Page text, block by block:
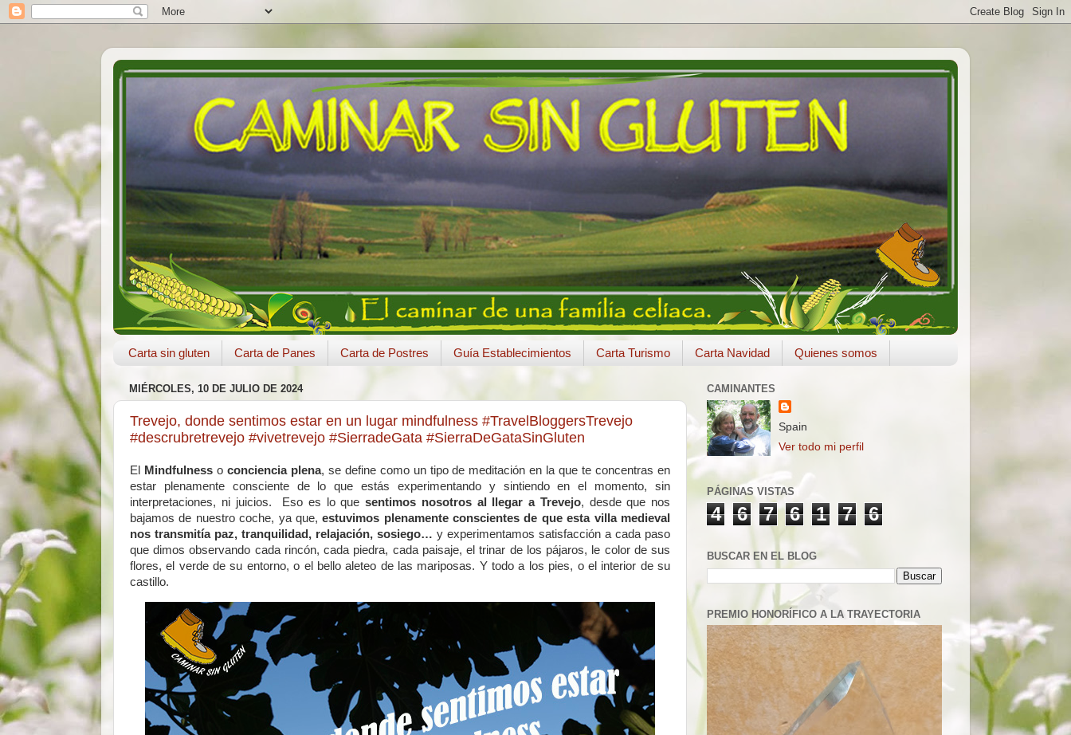
Carta sin gluten Carta de Panes Carta de Postres Guía Establecimientos Carta Turismo Carta Navidad Quienes somos
MIÉRCOLES, 10 DE JULIO DE 2024
Trevejo, donde sentimos estar en un lugar mindfulness #TravelBloggersTrevejo
#descrubretrevejo #vivetrevejo #SierradeGata #SierraDeGataSinGluten
El Mindfulnesso conciencia plena, se define como un tipo de meditación en la que te concentras en
estar plenamente consciente de lo que estás experimentando y sintiendo en el momento, sin
interpretaciones, ni juicios. Eso es lo que sentimos nosotros al llegar a Trevejo, desde que nos
bajamos de nuestro coche, ya que,estuvimos plenamente conscientes de que esta villa medieval
nos transmitía paz, tranquilidad, relajación, sosiego… y experimentamos satisfacción a cada paso
que dimos observando cada rincón, cada piedra, cada paisaje, el trinar de los pájaros, le color de sus
flores, el verde de su entorno, o el bello aleteo de las mariposas. Y todo a los pies, o el interior de su
castillo.
CAMINANTES
Spain
Ver todo mi perfil
PÁGINAS VISTAS
4 6 7 6 1 7 6
BUSCAR EN EL BLOG
PREMIO HONORÍFICO A LA TRAYECTORIA